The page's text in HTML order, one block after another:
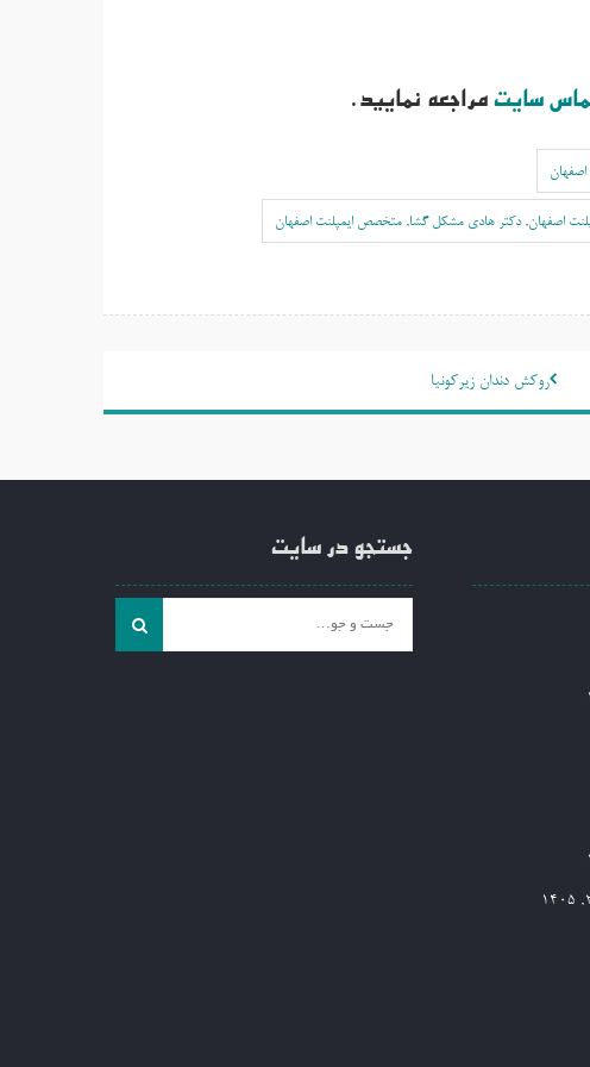
سایت مراجعه نمایید.
اصفهان
اصفهان,دکتر هادی مشکل گشا, متخصص ایمپلنت اصفهان
روکش دندان زیرکونیا
جستجو در سایت